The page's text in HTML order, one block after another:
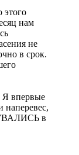
этого
нам
не
в срок.
Я впервые
наперевес,
в